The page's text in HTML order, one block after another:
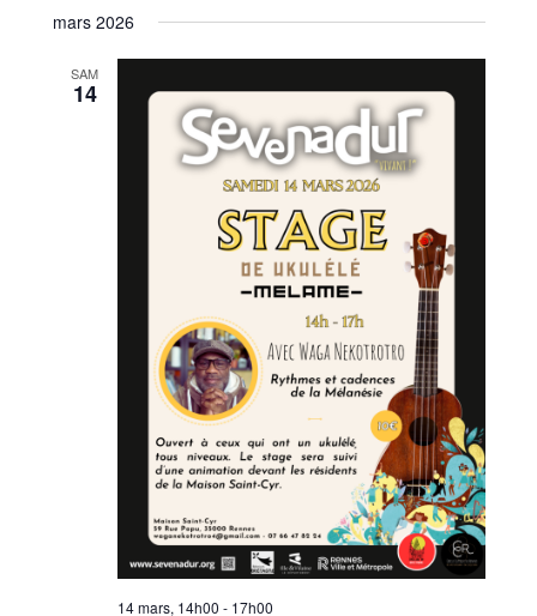
par
date.
mars 2026
SAM
14
14 mars, 14h00 - 17h00